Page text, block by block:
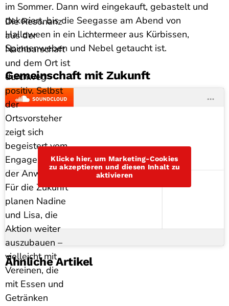
im Sommer. Dann wird eingekauft, gebastelt und
dekoriert, bis die Seegasse am Abend von
Halloween in ein Lichtermeer aus Kürbissen,
Spinnenweben und Nebel getaucht ist.
Gemeinschaft mit Zukunft
Die Resonanz
aus der
Nachbarschaft
und dem Ort ist
durchweg
positiv. Selbst
der
Ortsvorsteher
zeigt sich
begeistert vom
Engagement
der Anwohner.
Für die Zukunft
planen Nadine
und Lisa, die
Aktion weiter
auszubauen –
vielleicht mit
Vereinen, die
mit Essen und
Getränken
Klicke hier, um Marketing-Cookies
zu akzeptieren und diesen Inhalt zu
aktivieren
Ähnliche Artikel